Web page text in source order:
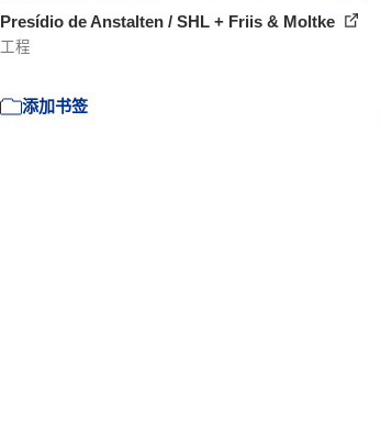
Presídio de Anstalten / SHL + Friis & Moltke
工程
添加书签